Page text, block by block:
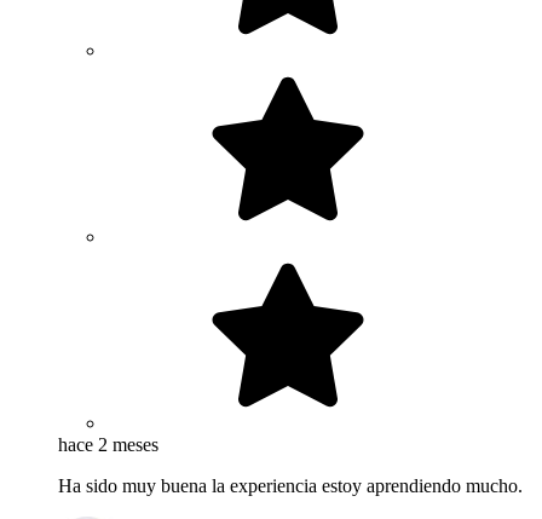
hace 2 meses
Ha sido muy buena la experiencia estoy aprendiendo mucho.